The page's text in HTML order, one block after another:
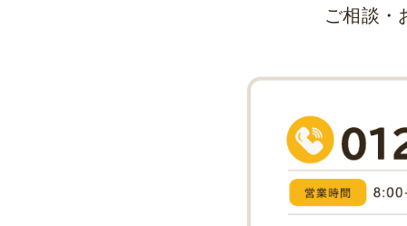
ご相談・